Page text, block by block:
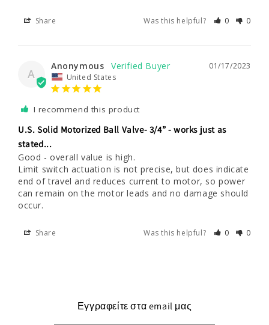
Share Was this helpful? 0 0
A
01/17/2023
Anonymous
United States
I recommend this product
U.S. Solid Motorized Ball Valve- 3/4” - works just as
stated...
Good - overall value is high.
Limit switch actuation is not precise, but does indicate
end of travel and reduces current to motor, so power
can remain on the motor leads and no damage should
occur.
Share Was this helpful? 0 0
Εγγραφείτε στα email μας